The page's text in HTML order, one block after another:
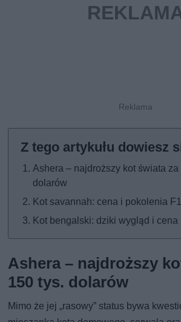
Ashera – najdroższy kot świata za
dolarów
Kot savannah: cena i pokolenia
Kot bengalski: dziki wygląd i cena
Ashera – najdroższy
150 tys. dolarów
Mimo że jej „rasowy” status bywa